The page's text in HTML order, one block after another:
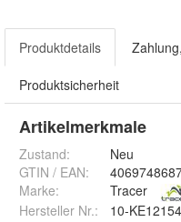
Produktdetails
Produktsicherheit
Artikelmerkmale
Zustand:
Neu
GTIN / EAN:
Marke:
Tracer
Hersteller Nr.:
10-